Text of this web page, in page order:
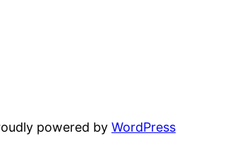
powered by WordPress